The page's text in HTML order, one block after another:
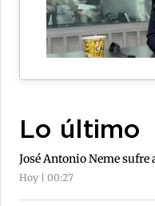
Lo último
José Antonio Neme sufre
Hoy | 00:27